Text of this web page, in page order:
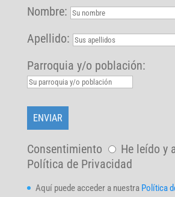
Nombre:
Apellido:
Parroquia y/o población:
Consentimiento
He leído y
Política de Privacidad
Aquí puede acceder a nuestra Política